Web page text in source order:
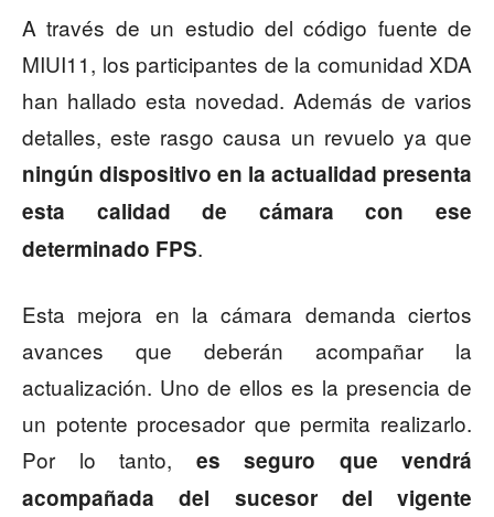
A través de un estudio del código fuente de
MIUI11, los participantes de la comunidad XDA
han hallado esta novedad. Además de varios
detalles, este rasgo causa un revuelo ya que
ningún dispositivo en la actualidad presenta
esta calidad de cámara con ese
determinado FPS.
Esta mejora en la cámara demanda ciertos
avances que deberán acompañar la
actualización. Uno de ellos es la presencia de
un potente procesador que permita realizarlo.
Por lo tanto, es seguro que vendrá
acompañada del sucesor del vigente